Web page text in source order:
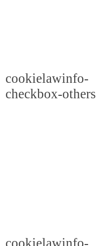
cookielawinfo-
checkbox-others